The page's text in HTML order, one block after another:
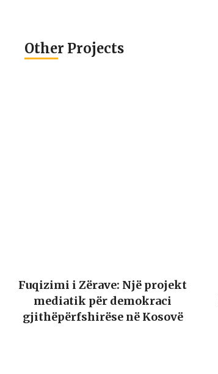
Other Projects
Fuqizimi i Zërave: Një projekt
mediatik për demokraci
gjithëpërfshirëse në Kosovë